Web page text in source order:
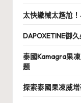
太快繳械太尷尬
DAPOXETINE御
泰國Kamagra果
題
探索泰國果凍威